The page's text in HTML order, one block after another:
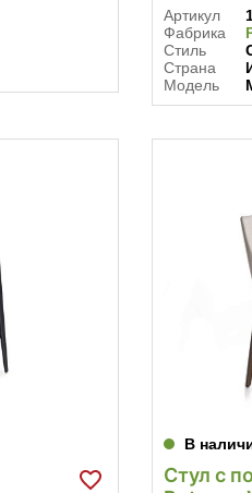
Артикул
Фабрика
Стиль
Страна
Модель
В
Стул с